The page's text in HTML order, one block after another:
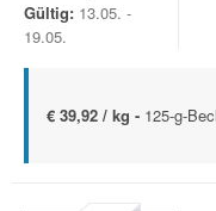
Gültig: 13.05. -
19.05.
€ 39,92 / kg - 125-g-